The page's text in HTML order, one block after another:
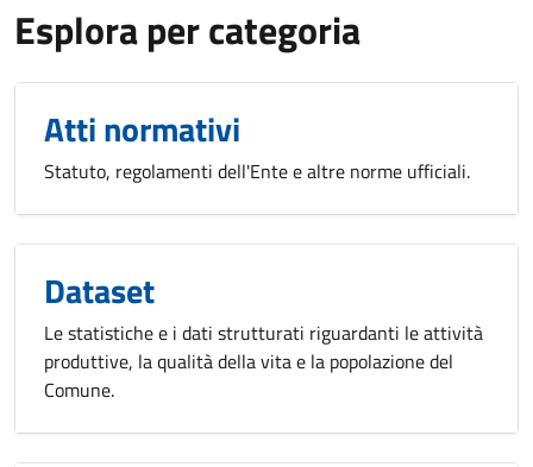
Esplora per categoria
Atti normativi
Statuto, regolamenti dell'Ente e altre norme ufficiali.
Dataset
Le statistiche e i dati strutturati riguardanti le attività
produttive, la qualità della vita e la popolazione del
Comune.